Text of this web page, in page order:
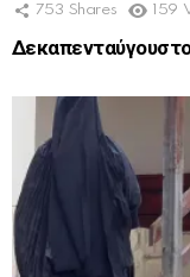
753 Shares 159